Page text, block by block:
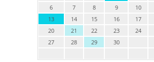
6
7 8 9 10
13
14 15 16 17
20
21 22 23 24
27
28 29 30